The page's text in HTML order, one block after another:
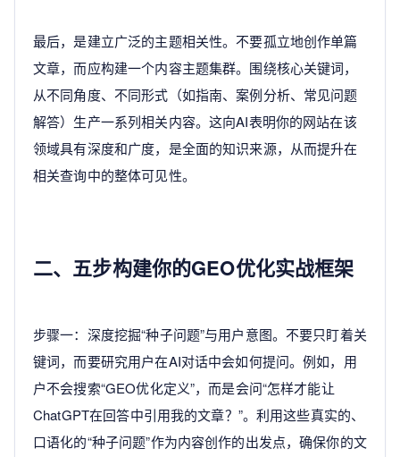
最后，是建立广泛的主题相关性。不要孤立地创作单篇
文章，而应构建一个内容主题集群。围绕核心关键词，
从不同角度、不同形式（如指南、案例分析、常见问题
解答）生产一系列相关内容。这向AI表明你的网站在该
领域具有深度和广度，是全面的知识来源，从而提升在
相关查询中的整体可见性。
二、五步构建你的GEO优化实战框架
步骤一：深度挖掘“种子问题”与用户意图。不要只盯着关
键词，而要研究用户在AI对话中会如何提问。例如，用
户不会搜索“GEO优化定义”，而是会问“怎样才能让
ChatGPT在回答中引用我的文章？”。利用这些真实的、
口语化的“种子问题”作为内容创作的出发点，确保你的文